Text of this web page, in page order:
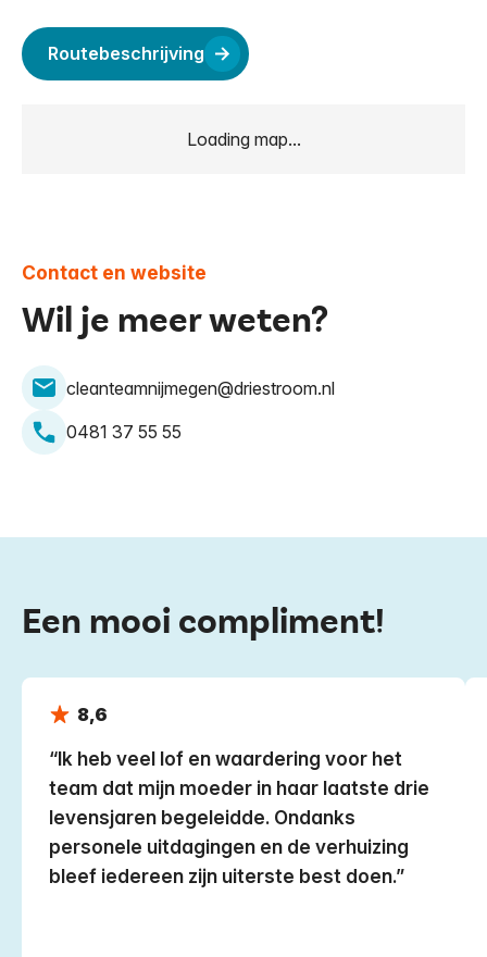
Routebeschrijving
Loading map...
Contact en website
Wil je meer weten?
cleanteamnijmegen@driestroom.nl
0481 37 55 55
Een mooi compliment!
8,6
Ik heb veel lof en waardering voor het
team dat mijn moeder in haar laatste drie
levensjaren begeleidde. Ondanks
personele uitdagingen en de verhuizing
bleef iedereen zijn uiterste best doen.